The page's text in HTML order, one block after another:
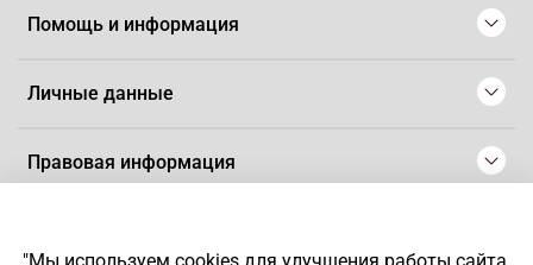
Помощь и информация
Личные данные
Правовая информация